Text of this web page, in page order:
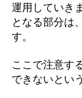
運用していき
となる部分は
す。
ここで注意す
できないとい